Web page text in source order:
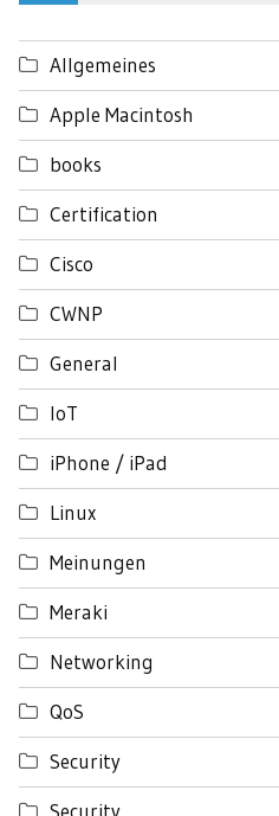
Allgemeines
Apple Macintosh
books
Certification
Cisco
CWNP
General
IoT
iPhone / iPad
Linux
Meinungen
Meraki
Networking
QoS
Security
Security